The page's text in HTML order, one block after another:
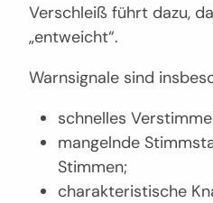
Verschleiß führt dazu,
„entweicht“.
Warnsignale sind
schnelles
mangelnde
Stimmen;
charakteristische